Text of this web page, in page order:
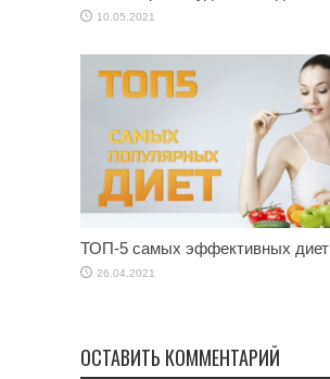
10.05.2021
ТОП-5 самых эффективных диет
26.04.2021
ОСТАВИТЬ КОММЕНТАРИЙ